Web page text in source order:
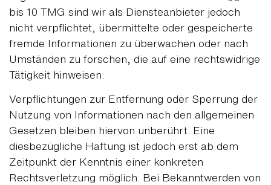
bis 10 TMG sind wir als Diensteanbieter jedoch
nicht verpflichtet, übermittelte oder gespeicherte
fremde Informationen zu überwachen oder nach
Umständen zu forschen, die auf eine rechtswidrige
Tätigkeit hinweisen.
Verpflichtungen zur Entfernung oder Sperrung der
Nutzung von Informationen nach den allgemeinen
Gesetzen bleiben hiervon unberührt. Eine
diesbezügliche Haftung ist jedoch erst ab dem
Zeitpunkt der Kenntnis einer konkreten
Rechtsverletzung möglich. Bei Bekanntwerden von